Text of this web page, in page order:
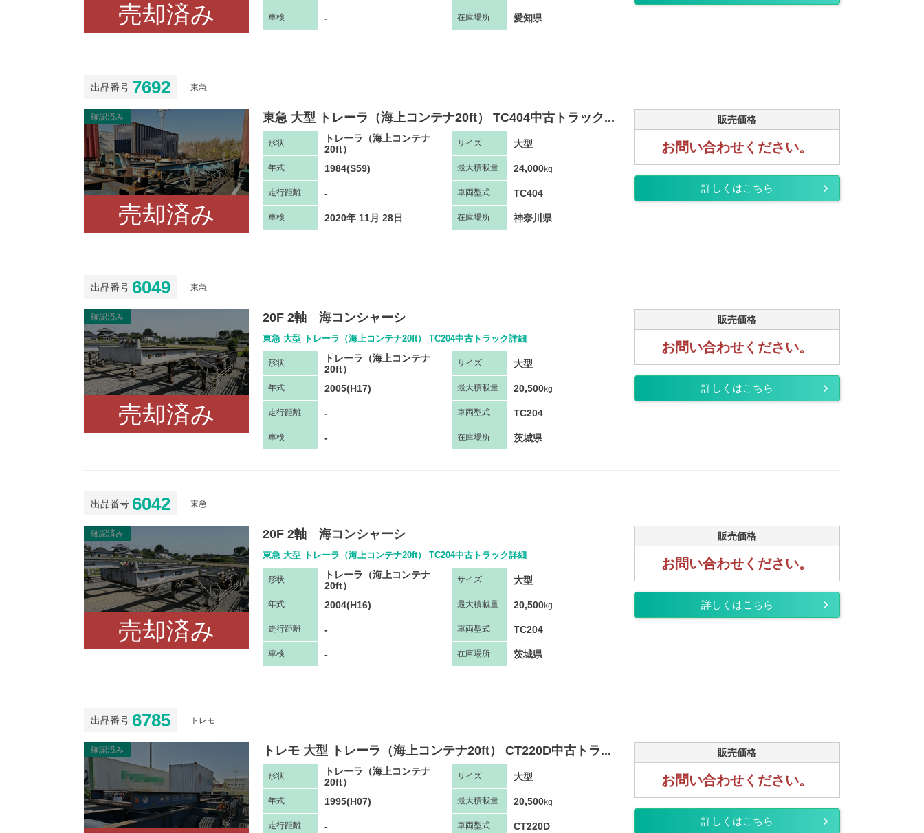
売却済み 車検 - 在庫場所 愛知県
出品番号 7692 東急
確認済み
売却済み
東急 大型 トレーラ（海上コンテナ20ft） TC404中古トラック...
形状
トレーラ（海上コンテナ
20ft）
サイズ 大型
年式 1984(S59) 最大積載量 24,000kg
走行距離 - 車両型式 TC404
車検 2020年 11月 28日 在庫場所 神奈川県
販売価格
お問い合わせください。
詳しくはこちら
出品番号 6049 東急
確認済み
売却済み
20F 2軸 海コンシャーシ
東急 大型 トレーラ（海上コンテナ20ft） TC204中古トラック詳細
形状
トレーラ（海上コンテナ
20ft）
サイズ 大型
年式 2005(H17) 最大積載量 20,500kg
走行距離 - 車両型式 TC204
車検 - 在庫場所 茨城県
販売価格
お問い合わせください。
詳しくはこちら
出品番号 6042 東急
確認済み
売却済み
20F 2軸 海コンシャーシ
東急 大型 トレーラ（海上コンテナ20ft） TC204中古トラック詳細
形状
トレーラ（海上コンテナ
20ft）
サイズ 大型
年式 2004(H16) 最大積載量 20,500kg
走行距離 - 車両型式 TC204
車検 - 在庫場所 茨城県
販売価格
お問い合わせください。
詳しくはこちら
出品番号 6785 トレモ
確認済み トレモ 大型 トレーラ（海上コンテナ20ft） CT220D中古トラ...
形状
トレーラ（海上コンテナ
20ft）
サイズ 大型
年式 1995(H07) 最大積載量 20,500kg
走行距離 - 車両型式 CT220D
販売価格
お問い合わせください。
詳しくはこちら